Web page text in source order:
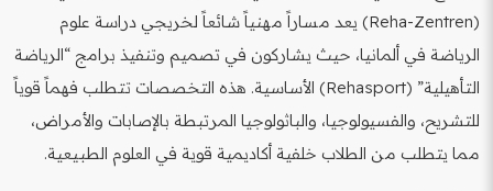
(Reha-Zentren) يعد مساراً مهنياً شائعاً لخريجي دراسة علوم
الرياضة في ألمانيا، حيث يشاركون في تصميم وتنفيذ برامج “الرياضة
التأهيلية” (Rehasport) الأساسية. هذه التخصصات تتطلب فهماً قوياً
للتشريح، والفسيولوجيا، والباثولوجيا المرتبطة بالإصابات والأمراض،
مما يتطلب من الطلاب خلفية أكاديمية قوية في العلوم الطبيعية.